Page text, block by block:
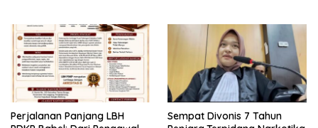
Berkeadilan
Perjalanan Panjang LBH
Sempat Divonis 7 Tahun